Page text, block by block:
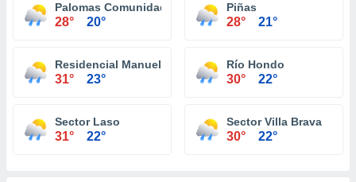
Palomas Comunidad
28° 20°
Piñas
28° 21°
Residencial Manuel Martorell
31° 23°
Río Hondo
30° 22°
Sector Laso
31° 22°
Sector Villa Brava
30° 22°